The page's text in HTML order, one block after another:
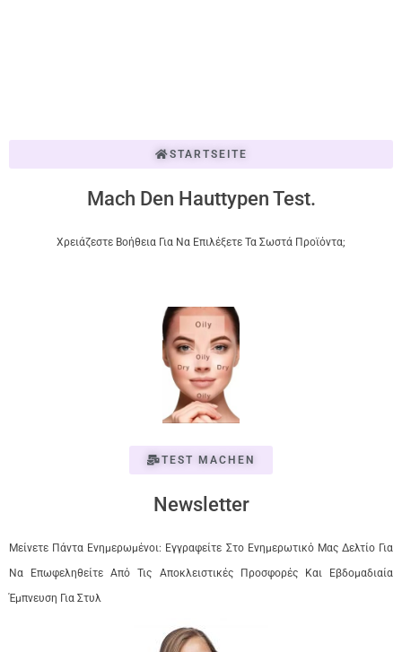
STARTSEITE
Mach Den Hauttypen Test.
Χρειάζεστε Βοήθεια Για Να Επιλέξετε Τα Σωστά Προϊόντα;
TEST MACHEN
Newsletter
Μείνετε Πάντα Ενημερωμένοι: Εγγραφείτε Στο Ενημερωτικό Μας Δελτίο Για
Να Επωφεληθείτε Από Τις Αποκλειστικές Προσφορές Και Εβδομαδιαία
Έμπνευση Για Στυλ